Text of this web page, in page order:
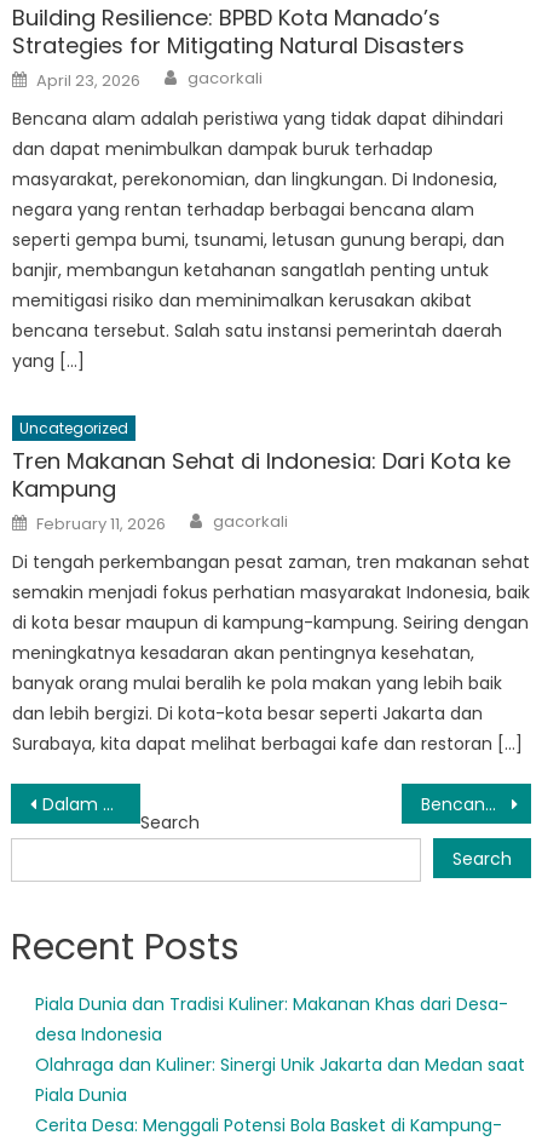
Building Resilience: BPBD Kota Manado’s
Strategies for Mitigating Natural Disasters
Posted
on
April 23, 2026 Author
gacorkali
Bencana alam adalah peristiwa yang tidak dapat dihindari
dan dapat menimbulkan dampak buruk terhadap
masyarakat, perekonomian, dan lingkungan. Di Indonesia,
negara yang rentan terhadap berbagai bencana alam
seperti gempa bumi, tsunami, letusan gunung berapi, dan
banjir, membangun ketahanan sangatlah penting untuk
memitigasi risiko dan meminimalkan kerusakan akibat
bencana tersebut. Salah satu instansi pemerintah daerah
yang […]
Uncategorized
Tren Makanan Sehat di Indonesia: Dari Kota ke
Kampung
Posted
on
February 11, 2026 Author
gacorkali
Di tengah perkembangan pesat zaman, tren makanan sehat
semakin menjadi fokus perhatian masyarakat Indonesia, baik
di kota besar maupun di kampung-kampung. Seiring dengan
meningkatnya kesadaran akan pentingnya kesehatan,
banyak orang mulai beralih ke pola makan yang lebih baik
dan lebih bergizi. Di kota-kota besar seperti Jakarta dan
Surabaya, kita dapat melihat berbagai kafe dan restoran […]
Post
navigation
Dalam Menjalankan Tugas: Tantangan yang Dihadapi BPBD Sulawesi Utara Manado dalam Respon Bencana Bencana Alam Melanda Manado: Yang Perlu Anda Ketahui
Search
Search
Recent Posts
Piala Dunia dan Tradisi Kuliner: Makanan Khas dari Desa-
desa Indonesia
Olahraga dan Kuliner: Sinergi Unik Jakarta dan Medan saat
Piala Dunia
Cerita Desa: Menggali Potensi Bola Basket di Kampung-